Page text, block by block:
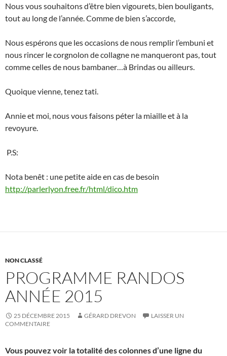
Nous vous souhaitons d’être bien vigourets, bien bouligants,
tout au long de l’année. Comme de bien s’accorde,
Nous espérons que les occasions de nous remplir l’embuni et
nous rincer le corgnolon de collagne ne manqueront pas, tout
comme celles de nous bambaner…à Brindas ou ailleurs.
Quoique vienne, tenez tati.
Annie et moi, nous vous faisons péter la miaille et à la
revoyure.
P.S:
Nota benêt : une petite aide en cas de besoin
http://parlerlyon.free.fr/html/dico.htm
NON CLASSÉ
PROGRAMME RANDOS
ANNÉE 2015
25 DÉCEMBRE 2015 GÉRARD DREVON
LAISSER UN
COMMENTAIRE
Vous pouvez voir la totalité des colonnes d’une ligne du